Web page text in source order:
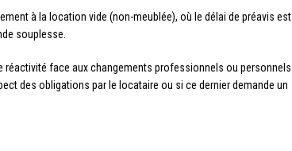
à la location vide (non-meublée), où le délai de préavis est
souplesse.
réactivité face aux changements professionnels ou personnels.
des obligations par le locataire ou si ce dernier demande un